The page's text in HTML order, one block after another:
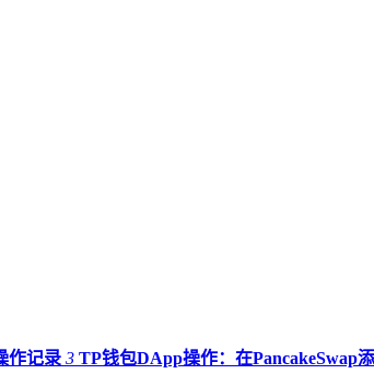
作记录 3 TP钱包DApp操作：在PancakeSwap